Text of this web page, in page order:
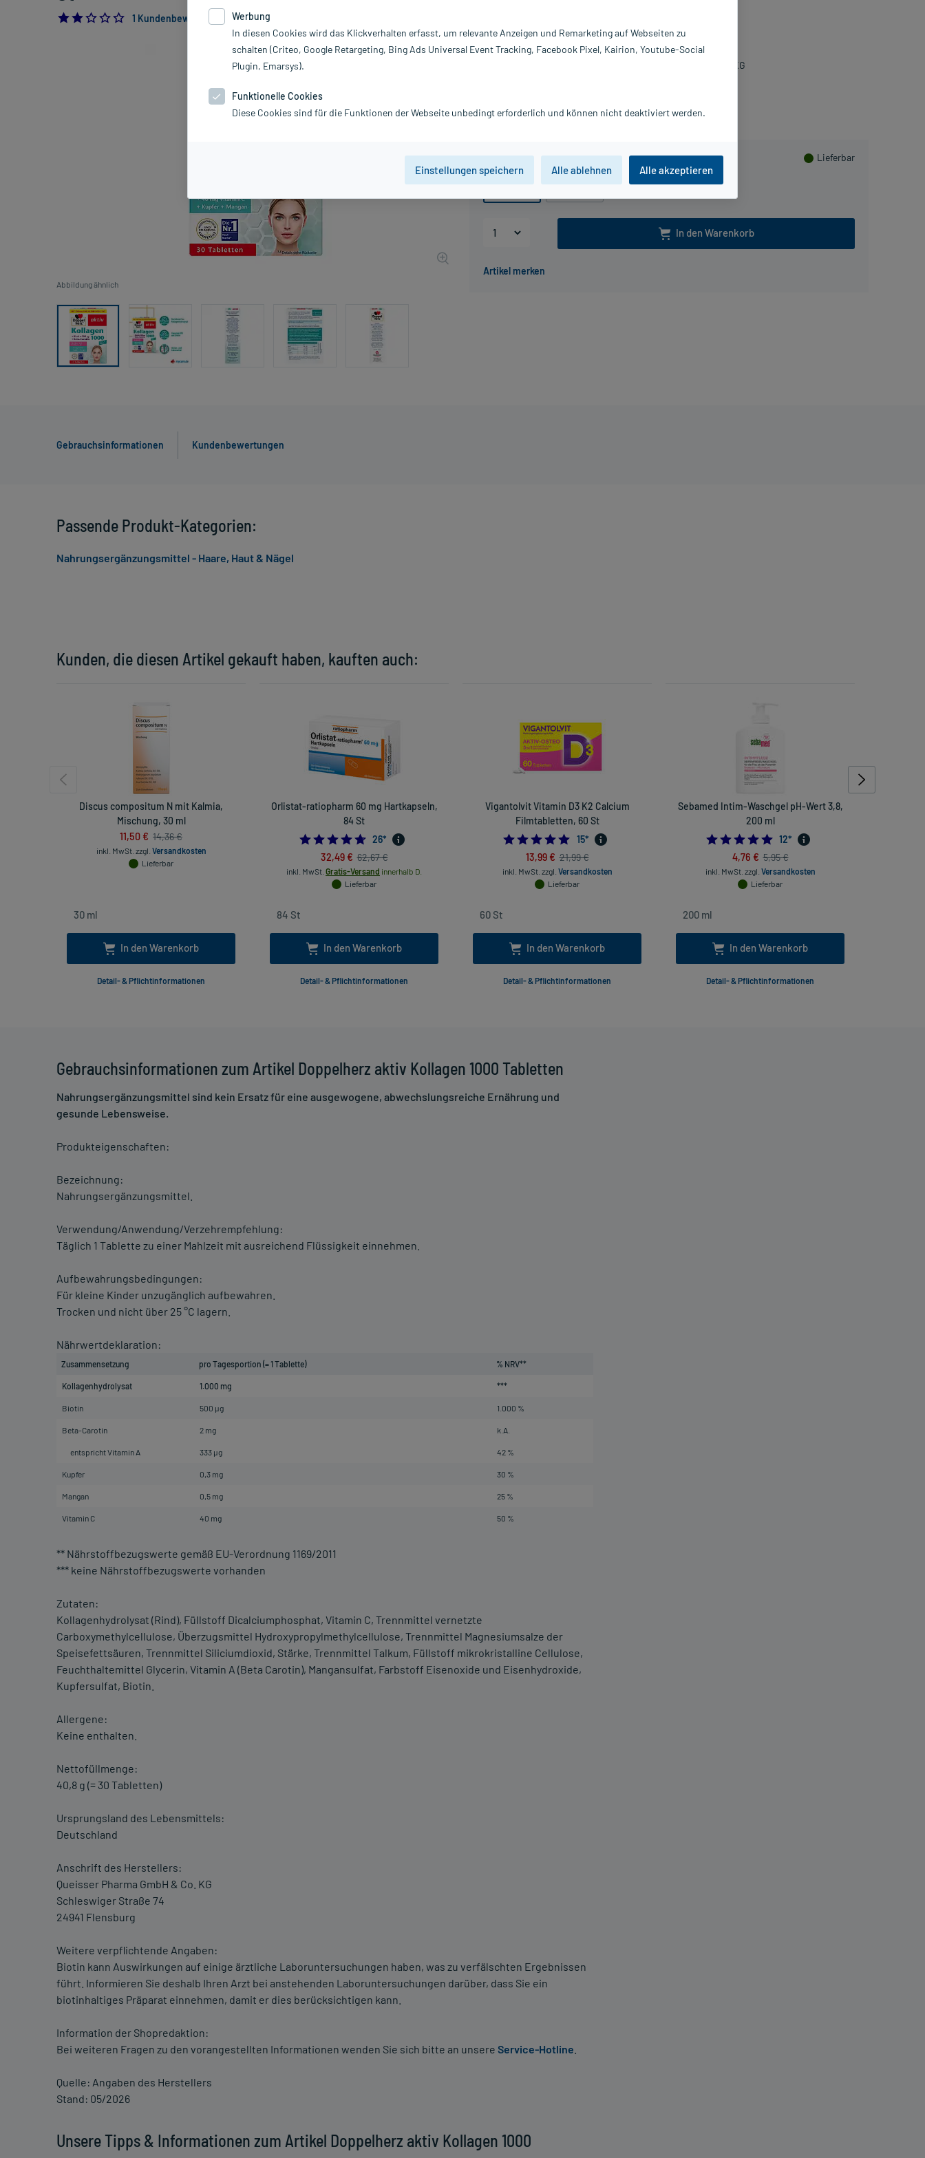
2.0
1 Kundenbewertung*
Abbildung ähnlich
Packungseinheit Lieferbar
30 St 100 St
In den Warenkorb
Inhalt:
30 St
PZN:
18389352
Queisser Pharma GmbH & Co. KG
Gebrauchsinformationen Kundenbewertungen
Gebrauchsinformationen zum Artikel Doppelherz aktiv Kollagen 1000 Tabletten
Nahrungsergänzungsmittel sind kein Ersatz für eine ausgewogene, abwechslungsreiche Ernährung und
gesunde Lebensweise.
Produkteigenschaften:
Bezeichnung:
Nahrungsergänzungsmittel.
Verwendung/Anwendung/Verzehrempfehlung:
Täglich 1 Tablette zu einer Mahlzeit mit ausreichend Flüssigkeit einnehmen.
Aufbewahrungsbedingungen:
Für kleine Kinder unzugänglich aufbewahren.
Trocken und nicht über 25 °C lagern.
Nährwertdeklaration:
Zusammensetzung pro Tagesportion (= 1 Tablette) % NRV**
Kollagenhydrolysat 1.000 mg ***
Biotin 500 µg 1.000 %
Beta-Carotin 2 mg k.A.
entspricht Vitamin A 333 µg 42 %
Kupfer 0,3 mg 30 %
Mangan 0,5 mg 25 %
Vitamin C 40 mg 50 %
** Nährstoffbezugswerte gemäß EU-Verordnung 1169/2011
*** keine Nährstoffbezugswerte vorhanden
Zutaten:
Kollagenhydrolysat (Rind), Füllstoff Dicalciumphosphat, Vitamin C, Trennmittel vernetzte
Carboxymethylcellulose, Überzugsmittel Hydroxypropylmethylcellulose, Trennmittel Magnesiumsalze der
Speisefettsäuren, Trennmittel Siliciumdioxid, Stärke, Trennmittel Talkum, Füllstoff mikrokristalline Cellulose,
Feuchthaltemittel Glycerin, Vitamin A (Beta Carotin), Mangansulfat, Farbstoff Eisenoxide und Eisenhydroxide,
Kupfersulfat, Biotin.
Allergene:
Keine enthalten.
Nettofüllmenge:
40,8 g (= 30 Tabletten)
Ursprungsland des Lebensmittels:
Deutschland
Anschrift des Herstellers:
Queisser Pharma GmbH & Co. KG
Schleswiger Straße 74
24941 Flensburg
Weitere verpflichtende Angaben:
Biotin kann Auswirkungen auf einige ärztliche Laboruntersuchungen haben, was zu verfälschten Ergebnissen
führt. Informieren Sie deshalb Ihren Arzt bei anstehenden Laboruntersuchungen darüber, dass Sie ein
biotinhaltiges Präparat einnehmen, damit er dies berücksichtigen kann.
Information der Shopredaktion:
Bei weiteren Fragen zu den vorangestellten Informationen wenden Sie sich bitte an unsere Service-Hotline
Quelle: Angaben des Herstellers
Stand: 05/2026
Unsere Tipps & Informationen zum Artikel Doppelherz aktiv Kollagen 1000
Kunden, die diesen Artikel gekauft haben, kauften auch:
Discus compositum N mit Kalmia,
Mischung, 30 ml
11,50 € 14,36 €
inkl. MwSt. zzgl. Versandkosten
Lieferbar
In den Warenkorb
Detail- & Pflichtinformationen
Orlistat-ratiopharm 60 mg Hartkapseln,
84 St
4.6923076923076925
26*
32,49 € 62,67 €
inkl. MwSt. Gratis-Versand innerhalb D.
Lieferbar
In den Warenkorb
Detail- & Pflichtinformationen
Vigantolvit Vitamin D3 K2 Calcium
Filmtabletten, 60 St
4.866666666666666
15*
13,99 € 21,99 €
inkl. MwSt. zzgl. Versandkosten
Lieferbar
In den Warenkorb
Detail- & Pflichtinformationen
Sebamed Intim-Waschgel pH-Wert 3,8,
200 ml
5.0
12*
4,76 € 5,95 €
inkl. MwSt. zzgl. Versandkosten
Lieferbar
In den Warenkorb
Detail- & Pflichtinformationen
Passende Produkt-Kategorien:
Nahrungsergänzungsmittel - Haare, Haut & Nägel
Werbung
In diesen Cookies wird das Klickverhalten erfasst, um relevante Anzeigen und Remarketing auf Webseiten zu
schalten (Criteo, Google Retargeting, Bing Ads Universal Event Tracking, Facebook Pixel, Kairion, Youtube-Social
Plugin, Emarsys).
Funktionelle Cookies
Diese Cookies sind für die Funktionen der Webseite unbedingt erforderlich und können nicht deaktiviert werden.
Einstellungen speichern Alle ablehnen Alle akzeptieren